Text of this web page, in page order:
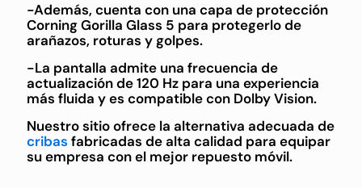
-Además, cuenta con una capa de protección
Corning Gorilla Glass 5 para protegerlo de
arañazos, roturas y golpes.
-La pantalla admite una frecuencia de
actualización de 120 Hz para una experiencia
más fluida y es compatible con Dolby Vision.
Nuestro sitio ofrece la alternativa adecuada de
cribas fabricadas de alta calidad para equipar
su empresa con el mejor repuesto móvil.